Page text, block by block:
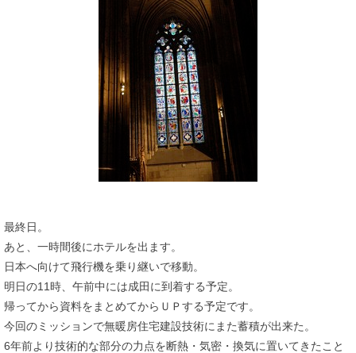
最終日。
あと、一時間後にホテルを出ます。
日本へ向けて飛行機を乗り継いで移動。
明日の11時、午前中には成田に到着する予定。
帰ってから資料をまとめてからＵＰする予定です。
今回のミッションで無暖房住宅建設技術にまた蓄積が出来た。
6年前より技術的な部分の力点を断熱・気密・換気に置いてきたこと